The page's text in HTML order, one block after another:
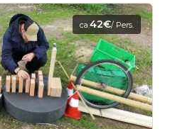
ca.42€/ Pers.